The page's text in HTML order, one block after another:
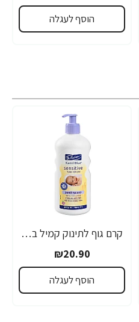
הוסף לעגלה
קרם גוף לתינוק קמיל בלו סנסטיב שיבולת שועל 500 מ"ל - ד"ר פישר
₪20.90
הוסף לעגלה